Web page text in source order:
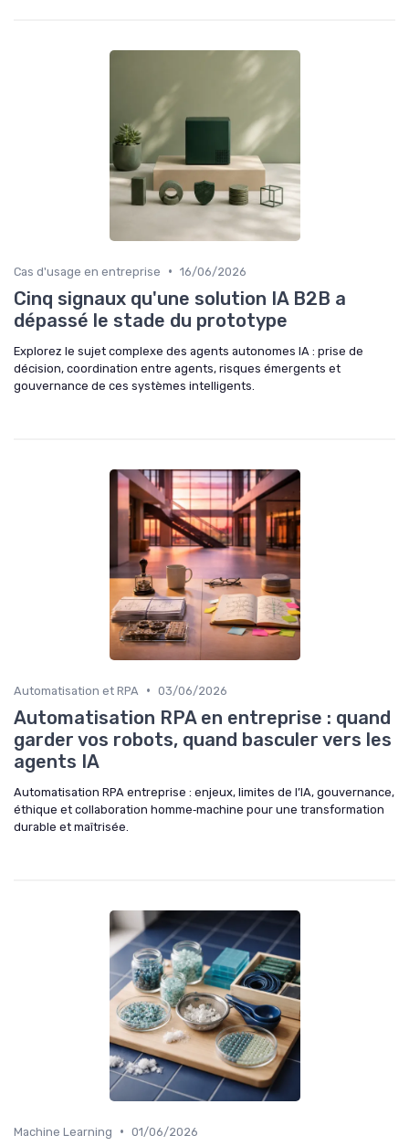
Cas d'usage en entreprise • 16/06/2026
Cinq signaux qu'une solution IA B2B a
dépassé le stade du prototype
Explorez le sujet complexe des agents autonomes IA : prise de
décision, coordination entre agents, risques émergents et
gouvernance de ces systèmes intelligents.
Automatisation et RPA • 03/06/2026
Automatisation RPA en entreprise : quand
garder vos robots, quand basculer vers les
agents IA
Automatisation RPA entreprise : enjeux, limites de l’IA, gouvernance,
éthique et collaboration homme‑machine pour une transformation
durable et maîtrisée.
Machine Learning • 01/06/2026